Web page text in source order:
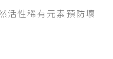
活性稀有元素預防壞